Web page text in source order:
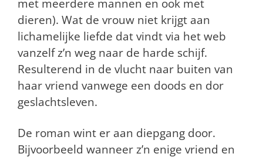
met meerdere mannen en ook met
dieren). Wat de vrouw niet krijgt aan
lichamelijke liefde dat vindt via het web
vanzelf z’n weg naar de harde schijf.
Resulterend in de vlucht naar buiten van
haar vriend vanwege een doods en dor
geslachtsleven.
De roman wint er aan diepgang door.
Bijvoorbeeld wanneer z’n enige vriend en